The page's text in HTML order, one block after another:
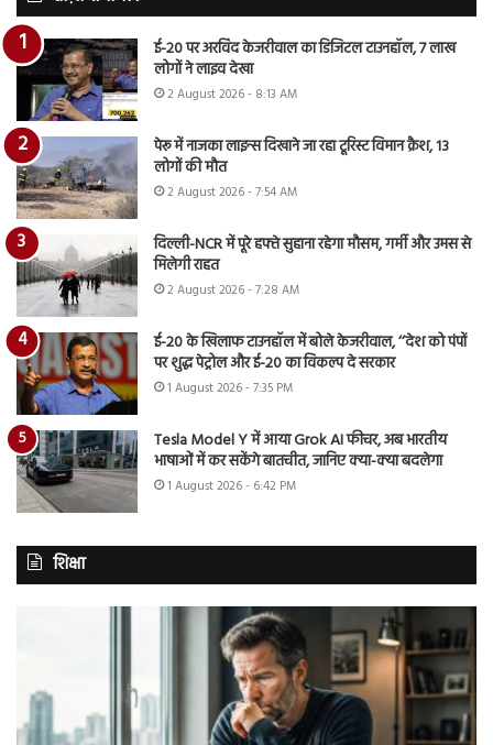
ई-20 पर अरविंद केजरीवाल का डिजिटल टाउनहॉल, 7 लाख
लोगों ने लाइव देखा
2 August 2026 - 8:13 AM
पेरू में नाजका लाइन्स दिखाने जा रहा टूरिस्ट विमान क्रैश, 13
लोगों की मौत
2 August 2026 - 7:54 AM
दिल्ली-NCR में पूरे हफ्ते सुहाना रहेगा मौसम, गर्मी और उमस से
मिलेगी राहत
2 August 2026 - 7:28 AM
ई-20 के खिलाफ टाउनहॉल में बोले केजरीवाल, ‘‘देश को पंपों
पर शुद्ध पेट्रोल और ई-20 का विकल्प दे सरकार
1 August 2026 - 7:35 PM
Tesla Model Y में आया Grok AI फीचर, अब भारतीय
भाषाओं में कर सकेंगे बातचीत, जानिए क्या-क्या बदलेगा
1 August 2026 - 6:42 PM
शिक्षा